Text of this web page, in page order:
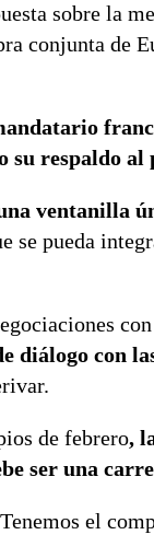
sobre la
conjunta de
su respaldo al
ventanilla
se pueda
diálogo con
de febrero,
ser una
Tenemos el